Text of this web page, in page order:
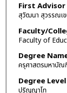
First Advisor
สุวัฒนา สุวรรณเ
Faculty/
Faculty of
Degree
ครุศาสตรมหาบัณ
Degree Level
ปริญญาโท